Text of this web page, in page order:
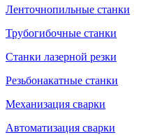
Ленточнопильные станки
Трубогибочные станки
Станки лазерной резки
Резьбонакатные станки
Механизация сварки
Автоматизация сварки